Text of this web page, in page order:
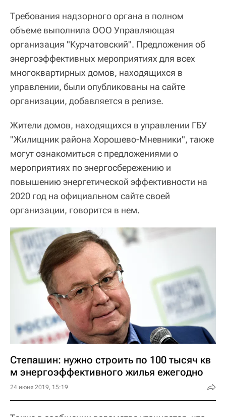
Требования надзорного органа в полном
объеме выполнила ООО Управляющая
организация "Курчатовский". Предложения об
энергоэффективных мероприятиях для всех
многоквартирных домов, находящихся в
управлении, были опубликованы на сайте
организации, добавляется в релизе.
Жители домов, находящихся в управлении ГБУ
"Жилищник района Хорошево-Мневники", также
могут ознакомиться с предложениями о
мероприятиях по энергосбережению и
повышению энергетической эффективности на
2020 год на официальном сайте своей
организации, говорится в нем.
Степашин: нужно строить по 100 тысяч кв
м энергоэффективного жилья ежегодно
24 июня 2019, 15:19